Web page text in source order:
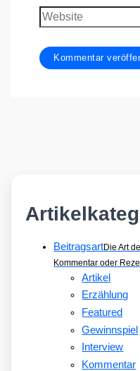
Adresse
Website
BeitragsartDie Art
Kommentar oder
Artikel
Erzählung
Featured
Gewinnspiel
Interview
Kommentar